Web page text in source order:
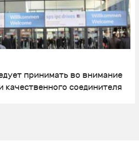
принимать во внимание
качественного соединителя